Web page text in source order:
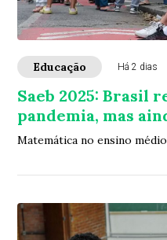
Educação Há 2 dias
Saeb 2025: Brasil
pandemia, mas
Matemática no ensino